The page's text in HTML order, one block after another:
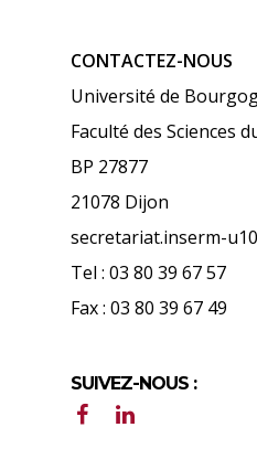
CONTACTEZ-NOUS
Université de
Faculté des Sciences
BP 27877
21078 Dijon
secretariat.inserm-
Tel : 03 80 39 67 57
Fax : 03 80 39 67 49
SUIVEZ-NOUS :